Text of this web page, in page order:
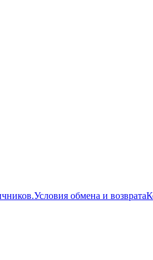
Условия обмена и возврата